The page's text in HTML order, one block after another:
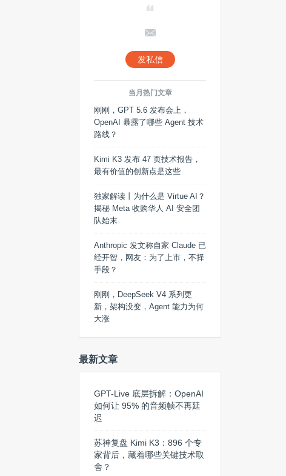
发私信
当月热门文章
刚刚，GPT 5.6 发布会上，
OpenAI 暴露了哪些 Agent 技术
路线？
Kimi K3 发布 47 页技术报告，
最有价值的创新点是这些
独家解读丨为什么是 Virtue AI？
揭秘 Meta 收购华人 AI 安全团
队始末
Anthropic 发文称自家 Claude 已
经开智，网友：为了上市，不择
手段？
刚刚，DeepSeek V4 系列更
新，架构没变，Agent 能力为何
大涨
最新文章
GPT-Live 底层拆解：OpenAI
如何让 95% 的音频帧不再延
迟
苏神复盘 Kimi K3：896 个专
家背后，藏着哪些关键技术取
舍？